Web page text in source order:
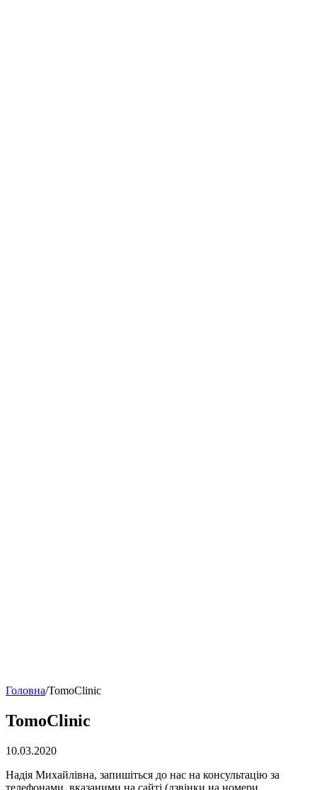
Головна/TomoClinic
TomoClinic
10.03.2020
Надія Михайлівна, запишіться до нас на консультацію за
телефонами, вказаними на сайті (дзвінки на номери